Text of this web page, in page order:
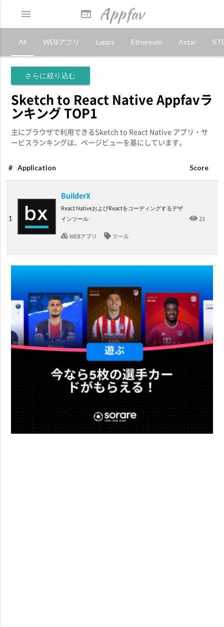
web Appfav
menu
All WEBアプリ Lapps Ethereum Astar
さらに絞り込む
Sketch to React Native Appfavラ
ンキング TOP1
主にブラウザで利用できるSketch to React Native アプリ・サ
ービスランキングは、ページビューを基にしています。
# Application Score
1
BuilderX
React NativeおよびReactをコーディングするデザ
インツール
WEBアプリ ツール
23